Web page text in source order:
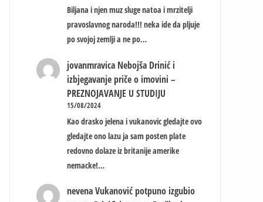
Biljana i njen muz sluge natoa i mrzitelji
pravoslavnog naroda!!! neka ide da pljuje
po svojoj zemlji a ne po…
jovanmravica Nebojša Drinić i
izbjegavanje priče o imovini –
PREZNOJAVANJE U STUDIJU
15/08/2024
Kao drasko jelena i vukanovic gledajte ovo
gledajte ono lazu ja sam posten plate
redovno dolaze iz britanije amerike
nemacke!…
nevena Vukanović potpuno izgubio